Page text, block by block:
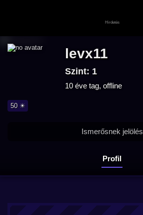
levx11
Szint: 1
10 éve tag, offline
50 ☀
Profil
Ismerősnek jelölés